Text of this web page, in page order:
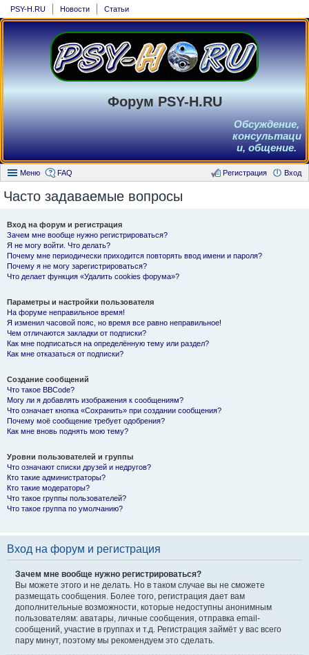
PSY-H.RU Новости Статьи
Форум PSY-H.RU
Обсуждение,
консультаци
и, общение.
Меню FAQ Вход
Регистрация
Часто задаваемые вопросы
Вход на форум и регистрация
Зачем мне вообще нужно регистрироваться?
Я не могу войти. Что делать?
Почему мне периодически приходится повторять ввод имени и пароля?
Почему я не могу зарегистрироваться?
Что делает функция «Удалить cookies форума»?
Параметры и настройки пользователя
На форуме неправильное время!
Я изменил часовой пояс, но время все равно неправильное!
Чем отличаются закладки от подписки?
Как мне подписаться на определённую тему или раздел?
Как мне отказаться от подписки?
Создание сообщений
Что такое BBCode?
Могу ли я добавлять изображения к сообщениям?
Что означает кнопка «Сохранить» при создании сообщения?
Почему моё сообщение требует одобрения?
Как мне вновь поднять мою тему?
Уровни пользователей и группы
Что означают списки друзей и недругов?
Кто такие администраторы?
Кто такие модераторы?
Что такое группы пользователей?
Что такое группа по умолчанию?
Вход на форум и регистрация
Зачем мне вообще нужно регистрироваться?
Вы можете этого и не делать. Но в таком случае вы не сможете
размещать сообщения. Более того, регистрация дает вам
дополнительные возможности, которые недоступны анонимным
пользователям: аватары, личные сообщения, отправка email-
сообщений, участие в группах и т.д. Регистрация займёт у вас всего
пару минут, поэтому мы рекомендуем это сделать.